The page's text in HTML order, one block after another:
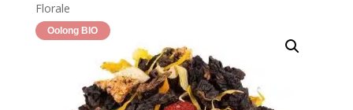
Florale
Oolong BIO